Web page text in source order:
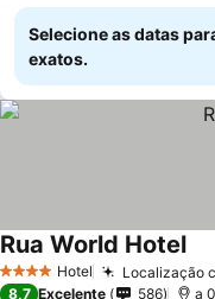
Selecione as datas
exatos.
4 EstrelasHotel Localização
Rua World Hotel
8,7 Excelente 586 a